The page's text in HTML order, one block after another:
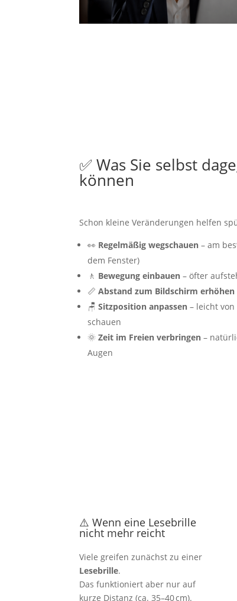
✅ Was Sie selbst
können
Schon kleine Veränderungen helfen
👀 Regelmäßig wegschauen – am
dem Fenster)
🚶 Bewegung einbauen – öfter
📏Abstand zum Bildschirm erhöhen
🪑Sitzposition anpassen – leicht
schauen
🌞Zeit im Freien verbringen –
Augen
⚠️ Wenn eine Lesebrille
nicht mehr reicht
Viele greifen zunächst zu einer
Lesebrille.
Das funktioniert aber nur auf
kurze Distanz (ca. 35–40 cm).